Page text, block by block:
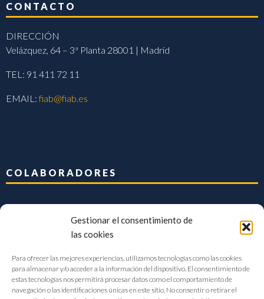
Gestionar el consentimiento de
las cookies
Para ofrecer las mejores experiencias, utilizamos tecnologías como las cookies
para almacenar y/o acceder a la información del dispositivo. El consentimiento de
estas tecnologías nos permitirá procesar datos como el comportamiento de
navegación o las identificaciones únicas en este sitio. No consentir o retirar el
CONTACTO
DIRECCIÓN
Velázquez, 64 – 3ª Planta 28001 | Madrid
TEL: 91 411 72 11
EMAIL:fiab@fiab.es
COLABORADORES